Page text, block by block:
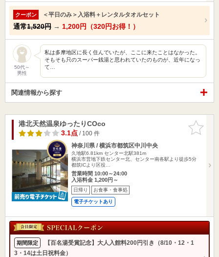
クーポン ＜平日のみ＞入浴料＋レンタルタオルセット
通常1,520円 → 1,200円（320円お得！）
50代～
男性
私は多摩地区に長く住んでいたが、ここに来たことはなかった。
そもそも只のスーパー銭湯と思われていたのものが、近年になっ
て…
関連情報から探す
お気に入
りに追加
港北天然温泉ゆったりCOco
3.1点/ 100 件
神奈川県 / 横浜市都筑区中川中央
久地駅6.81km センター北駅381m
横浜市営地下鉄センター北、センター南各駅より徒歩5分
都筑ICより区役…
営業時間 10:00～24:00
入浴料金 1,200円～
日帰り お食事・食事処
電子チケットあり
期間限定
【百名湯受賞記念】大人入館料200円引き（8/10・12・1
3・14は土日祝料金）